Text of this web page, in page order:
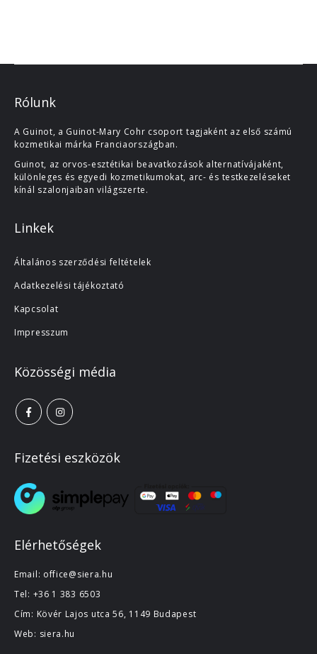
Rólunk
A Guinot, a Guinot-Mary Cohr csoport tagjaként az első számú
kozmetikai márka Franciaországban.
Guinot, az orvos-esztétikai beavatkozások alternatívájaként,
különleges és egyedi kozmetikumokat, arc- és testkezeléseket
kínál szalonjaiban világszerte.
Linkek
Általános szerződési feltételek
Adatkezelési tájékoztató
Kapcsolat
Impresszum
Közösségi média
Fizetési eszközök
Elérhetőségek
Email: office@siera.hu
Tel: +36 1 383 6503
Cím: Kövér Lajos utca 56, 1149 Budapest
Web: siera.hu